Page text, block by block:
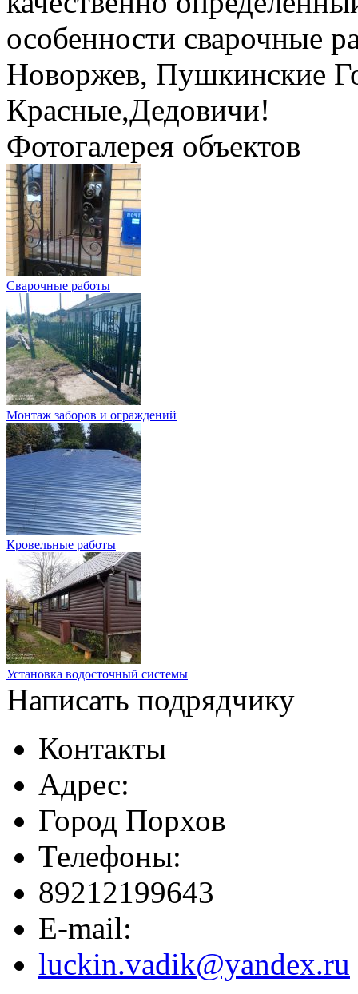
особенности сварочные
Новоржев, Пушкинские
Красные,Дедовичи!
Фотогалерея объектов
Сварочные работы
Монтаж заборов и ограждений
Кровельные работы
Установка водосточный системы
Написать подрядчику
Контакты
Адрес:
Город Порхов
Телефоны:
89212199643
E-mail:
luckin.vadik@yandex.ru